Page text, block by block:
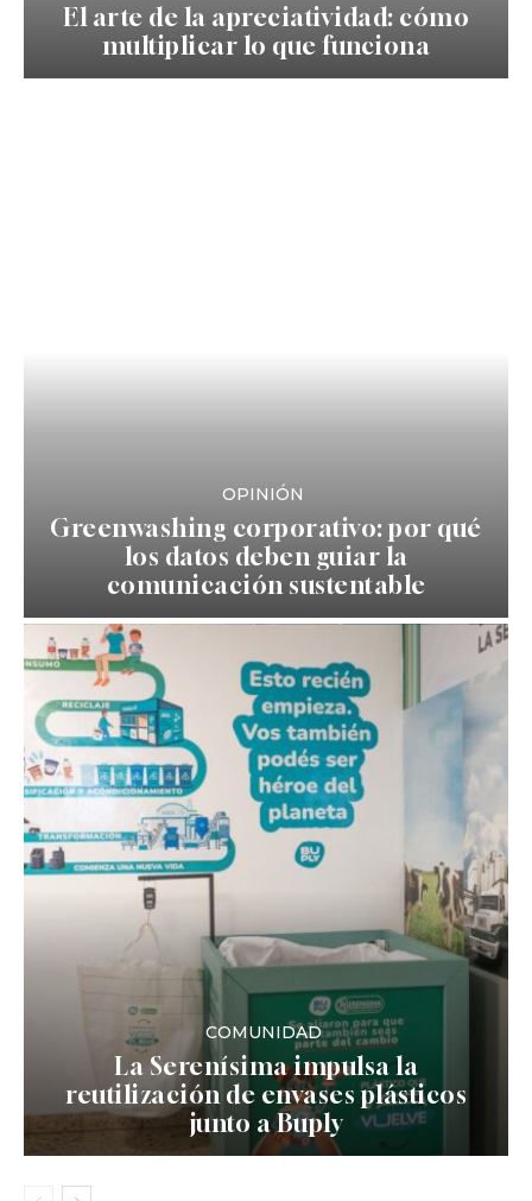
El arte de la apreciatividad: cómo
multiplicar lo que funciona
OPINIÓN
Greenwashing corporativo: por qué
los datos deben guiar la
comunicación sustentable
COMUNIDAD
La Serenísima impulsa la
reutilización de envases plásticos
junto a Buply